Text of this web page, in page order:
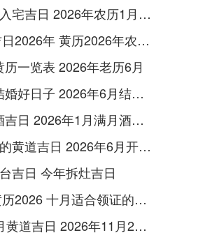
2026年农历1月入宅吉日 2026年农历1月入宅最好的日子
农历九月黄道吉日2026年 黄历2026年农历九月黄道吉日查询
一览表 2026年老历6月
2026年六月份结婚好日子 2026年6月结婚好吗
2026一月满月酒吉日 2026年1月满月酒吉日
2026年6月开业的黄道吉日 2026年6月开业黄道吉日查询
吉日 今年拆灶吉日
十月份宜领证黄历2026 十月适合领证的好日子2026年
阳历2026年11月黄道吉日 2026年11月26日阳历黄道吉日